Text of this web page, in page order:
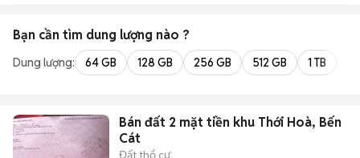
Bạn cần tìm dung lượng nào ?
Dung lượng: 64 GB 128 GB 256 GB 512 GB 1 TB
Bán đất 2 mặt tiền khu Thới Hoà, Bến
Cát
Đất thổ cư